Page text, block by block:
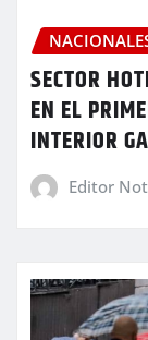
SECTOR
EN EL
INTERIOR
Editor